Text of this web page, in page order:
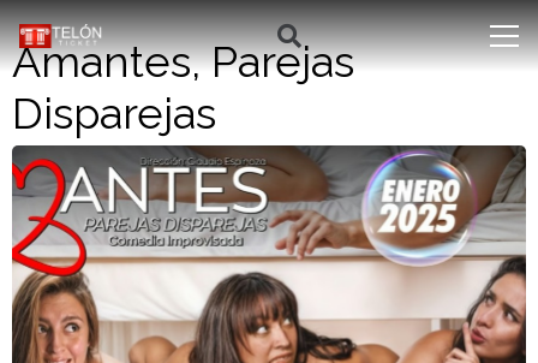
Amantes, Parejas
Disparejas